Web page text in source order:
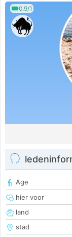
0.9/1
Age
hier voor
land
stad